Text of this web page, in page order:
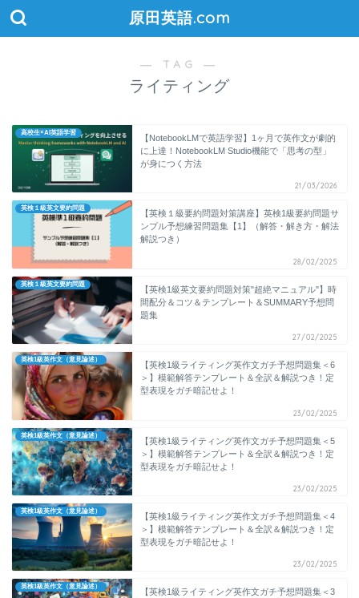
原田英語.com
― TAG ―
ライティング
高校生×AI英語学習
【NotebookLMで英語学習】1ヶ月で英作文が劇的
に上達！NotebookLM Studio機能で「思考の型」
が身につく方法
21/03/2026
英検１級英文要約問題
【英検１級要約問題対策講座】英検1級要約問題サ
ンプル予想練習問題集【1】（解答・解き方・解法
解説つき）
28/02/2025
英検１級英文要約問題
【英検1級英文要約問題対策"超絶マニュアル"】時
間配分＆コツ＆テンプレート＆SUMMARY予想問
題集
27/02/2025
英検1級英作文（意見論述）
【英検1級ライティング英作文ガチ予想問題集＜6
＞】模範解答テンプレート＆全訳＆解説つき！定
型表現をガチ暗記せよ！
23/02/2025
英検1級英作文（意見論述）
【英検1級ライティング英作文ガチ予想問題集＜5
＞】模範解答テンプレート＆全訳＆解説つき！定
型表現をガチ暗記せよ！
23/02/2025
英検1級英作文（意見論述）
【英検1級ライティング英作文ガチ予想問題集＜4
＞】模範解答テンプレート＆全訳＆解説つき！定
型表現をガチ暗記せよ！
23/02/2025
英検1級英作文（意見論述）
【英検1級ライティング英作文ガチ予想問題集＜3